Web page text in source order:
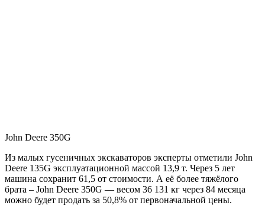
John Deere 350G
Из малых гусеничных экскаваторов эксперты отметили John
Deere 135G эксплуатационной массой 13,9 т. Через 5 лет
машина сохранит 61,5 от стоимости. А её более тяжёлого
брата – John Deere 350G — весом 36 131 кг через 84 месяца
можно будет продать за 50,8% от первоначальной цены.